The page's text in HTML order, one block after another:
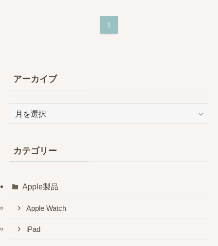
1
アーカイブ
ブ
カテゴリー
Apple製品
Apple Watch
iPad